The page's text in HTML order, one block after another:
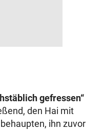
gefressen“
den Hai mit
ihn zuvor